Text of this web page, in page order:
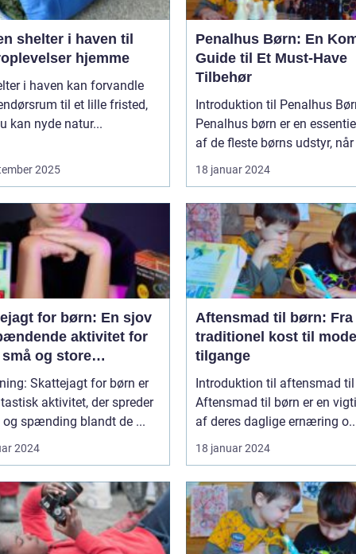
shelter i haven til
hjemme
i haven kan forvandle
til et lille fristed,
kan nyde natur...
2025
Penalhus Børn: En
Guide til Et Must-Have
Tilbehør
Introduktion til Penalhus
Penalhus børn er en
af de fleste børns udstyr, når
18 januar 2024
for børn: En sjov
aktivitet for
og store
Skattejagt for børn er
aktivitet, der spreder
spænding blandt de ...
2024
Aftensmad til børn: Fra
traditionel kost til
tilgange
Introduktion til aftensmad
Aftensmad til børn er en
af deres daglige ernæring
18 januar 2024